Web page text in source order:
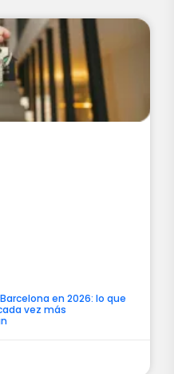
en 2026: lo que
vez más